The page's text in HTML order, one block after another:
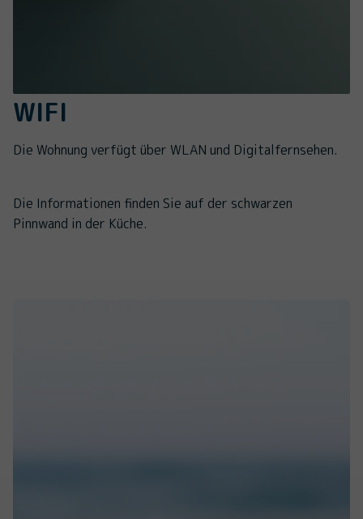
WIFI
Die Wohnung verfügt über WLAN und Digitalfernsehen.
Die Informationen finden Sie auf der schwarzen
Pinnwand in der Küche.